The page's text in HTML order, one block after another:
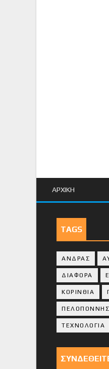
ΑΡΧΙΚΗ
TAGS
ΑΝΔΡΑΣ
ΔΙΑΦΟΡΑ
ΚΟΡΙΝΘΙA
ΤΕΧΝΟΛΟΓΙΑ